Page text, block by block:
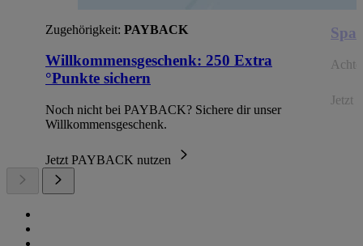
Zugehörigkeit: PAYBACK
Willkommensgeschenk: 250 Extra
°Punkte sichern
Noch nicht bei PAYBACK? Sichere dir unser
Willkommensgeschenk.
Jetzt PAYBACK nutzen
Jetzt